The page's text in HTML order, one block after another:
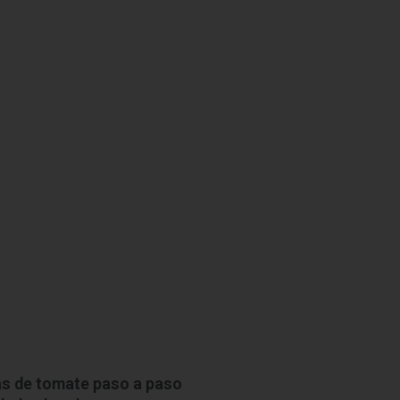
de tomate paso a paso